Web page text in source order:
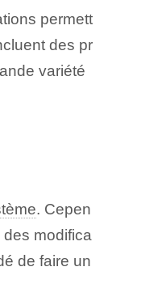
permett
des pr
variété
. Cepen
des modifica
de faire un